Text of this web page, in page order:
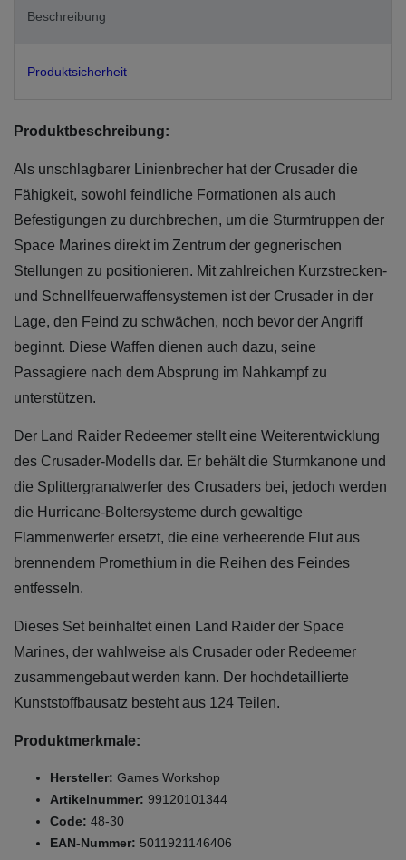
Beschreibung
Produktsicherheit
Produktbeschreibung:
Als unschlagbarer Linienbrecher hat der Crusader die
Fähigkeit, sowohl feindliche Formationen als auch
Befestigungen zu durchbrechen, um die Sturmtruppen der
Space Marines direkt im Zentrum der gegnerischen
Stellungen zu positionieren. Mit zahlreichen Kurzstrecken-
und Schnellfeuerwaffensystemen ist der Crusader in der
Lage, den Feind zu schwächen, noch bevor der Angriff
beginnt. Diese Waffen dienen auch dazu, seine
Passagiere nach dem Absprung im Nahkampf zu
unterstützen.
Der Land Raider Redeemer stellt eine Weiterentwicklung
des Crusader-Modells dar. Er behält die Sturmkanone und
die Splittergranatwerfer des Crusaders bei, jedoch werden
die Hurricane-Boltersysteme durch gewaltige
Flammenwerfer ersetzt, die eine verheerende Flut aus
brennendem Promethium in die Reihen des Feindes
entfesseln.
Dieses Set beinhaltet einen Land Raider der Space
Marines, der wahlweise als Crusader oder Redeemer
zusammengebaut werden kann. Der hochdetaillierte
Kunststoffbausatz besteht aus 124 Teilen.
Produktmerkmale:
Hersteller: Games Workshop
Artikelnummer: 99120101344
Code: 48-30
EAN-Nummer: 5011921146406